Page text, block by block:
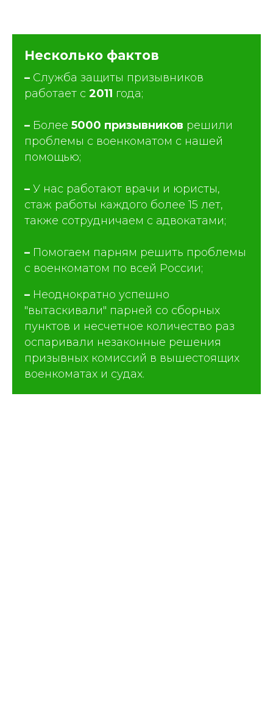
Несколько фактов
– Служба защиты призывников
работает с 2011 года;
– Более 5000 призывников решили
проблемы с военкоматом с нашей
помощью;
– У нас работают врачи и юристы,
стаж работы каждого более 15 лет,
также сотрудничаем с адвокатами;
– Помогаем парням решить проблемы
с военкоматом по всей России;
– Неоднократно успешно
"вытаскивали" парней со сборных
пунктов и несчетное количество раз
оспаривали незаконные решения
призывных комиссий в вышестоящих
военкоматах и судах.